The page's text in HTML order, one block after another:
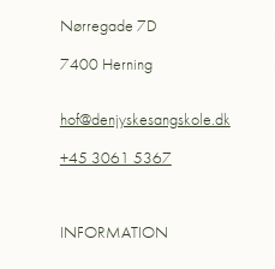
Nørregade 7D
7400 Herning
hof@denjyskesangskole.dk
+45 3061 5367
INFORMATION